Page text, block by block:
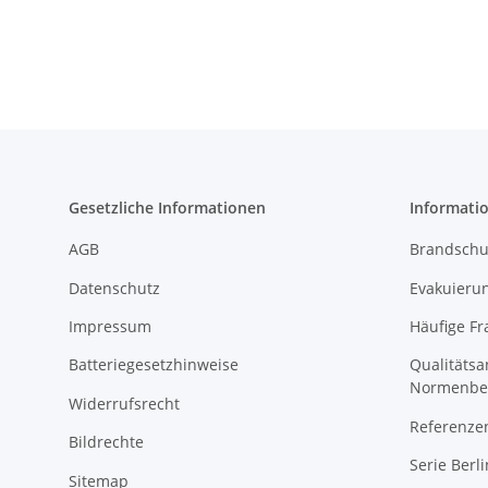
Gesetzliche Informationen
AGB
Datenschutz
Impressum
Batteriegesetzhinweise
Widerrufsrecht
Bildrechte
Sitemap
Häufige
Serie